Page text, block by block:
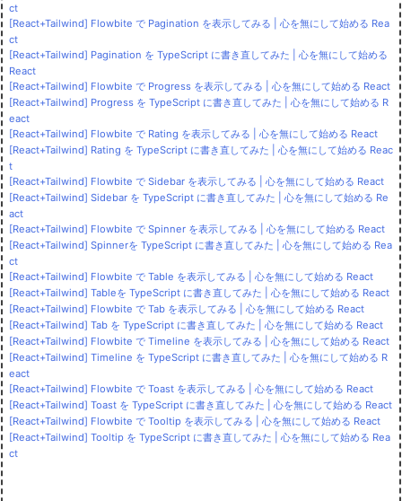
ct
[React+Tailwind] Flowbite で Pagination を表示してみる | 心を無にして始める Rea
ct
[React+Tailwind] Pagination を TypeScript に書き直してみた | 心を無にして始める
React
[React+Tailwind] Flowbite で Progress を表示してみる | 心を無にして始める React
[React+Tailwind] Progress を TypeScript に書き直してみた | 心を無にして始める R
eact
[React+Tailwind] Flowbite で Rating を表示してみる | 心を無にして始める React
[React+Tailwind] Rating を TypeScript に書き直してみた | 心を無にして始める Reac
t
[React+Tailwind] Flowbite で Sidebar を表示してみる | 心を無にして始める React
[React+Tailwind] Sidebar を TypeScript に書き直してみた | 心を無にして始める Re
act
[React+Tailwind] Flowbite で Spinner を表示してみる | 心を無にして始める React
[React+Tailwind] Spinnerを TypeScript に書き直してみた | 心を無にして始める Rea
ct
[React+Tailwind] Flowbite で Table を表示してみる | 心を無にして始める React
[React+Tailwind] Tableを TypeScript に書き直してみた | 心を無にして始める React
[React+Tailwind] Flowbite で Tab を表示してみる | 心を無にして始める React
[React+Tailwind] Tab を TypeScript に書き直してみた | 心を無にして始める React
[React+Tailwind] Flowbite で Timeline を表示してみる | 心を無にして始める React
[React+Tailwind] Timeline を TypeScript に書き直してみた | 心を無にして始める R
eact
[React+Tailwind] Flowbite で Toast を表示してみる | 心を無にして始める React
[React+Tailwind] Toast を TypeScript に書き直してみた | 心を無にして始める React
[React+Tailwind] Flowbite で Tooltip を表示してみる | 心を無にして始める React
[React+Tailwind] Tooltip を TypeScript に書き直してみた | 心を無にして始める Rea
ct